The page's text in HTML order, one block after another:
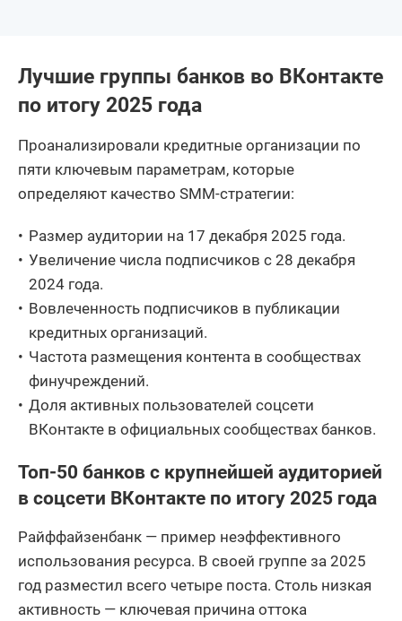
Лучшие группы банков во ВКонтакте
по итогу 2025 года
Проанализировали кредитные организации по
пяти ключевым параметрам, которые
определяют качество SMM-стратегии:
Размер аудитории на 17 декабря 2025 года.
Увеличение числа подписчиков с 28 декабря
2024 года.
Вовлеченность подписчиков в публикации
кредитных организаций.
Частота размещения контента в сообществах
финучреждений.
Доля активных пользователей соцсети
ВКонтакте в официальных сообществах банков.
Топ-50 банков с крупнейшей аудиторией
в соцсети ВКонтакте по итогу 2025 года
Райффайзенбанк — пример неэффективного
использования ресурса. В своей группе за 2025
год разместил всего четыре поста. Столь низкая
активность — ключевая причина оттока